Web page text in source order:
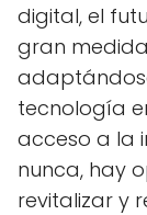
digital, el
gran
tecnología
acceso a la
nunca, hay
revitalizar y